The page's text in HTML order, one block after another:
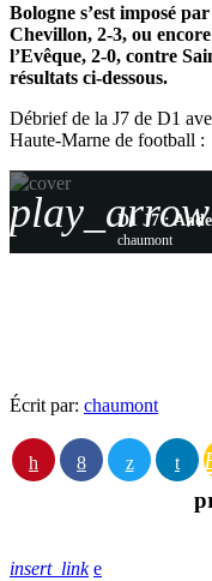
Bologne s’est imposé
Chevillon, 2-3, ou
l’Evêque, 2-0, contre
résultats ci-dessous.
Débrief de la J7 de D1
Haute-Marne de football :
play_arrow
chaumont
Écrit par: chaumont
insert_link